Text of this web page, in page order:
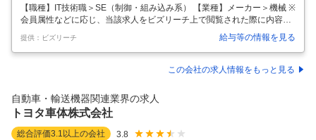
エコノミーに貢献」
【職種】IT技術職＞SE（制御・組み込み系） 【業種】メーカー＞機械 ※
会員属性などに応じ、当該求人をビズリーチ上で閲覧された際に内容が
異なる場合があります ■豊田自動織機について 株式会社豊田自動織機
は、今年100周年を迎えるトヨタグループの源流企業です。売上高約4.3
兆円、従業員数8万人以上、グローバルに事業を展開しています。 事業
領域は「産業用車両」「物流ソリューション」「完成車」「自動車部
数有しています。 特に今回募集をかけておりますトヨタL&Fカンパニー
では、お客様の物流の自動化・省人化をサポートする物流機器・システ
ムな…
提供：ビズリーチ 給与等の情報を見る
この会社の求人情報をもっと見る
自動車・輸送機器関連業界の求人
トヨタ車体株式会社
総合評価3.1 以上の会社 3.8